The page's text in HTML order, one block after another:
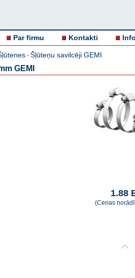
Par firmu Kontakti
- Šļūteņu savilcēji GEMI
GEMI
1.88
(Cenas